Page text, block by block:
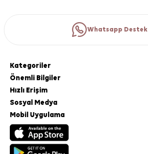
Whatsapp Destek
Kategoriler
Önemli Bilgiler
Hızlı Erişim
Sosyal Medya
Mobil Uygulama